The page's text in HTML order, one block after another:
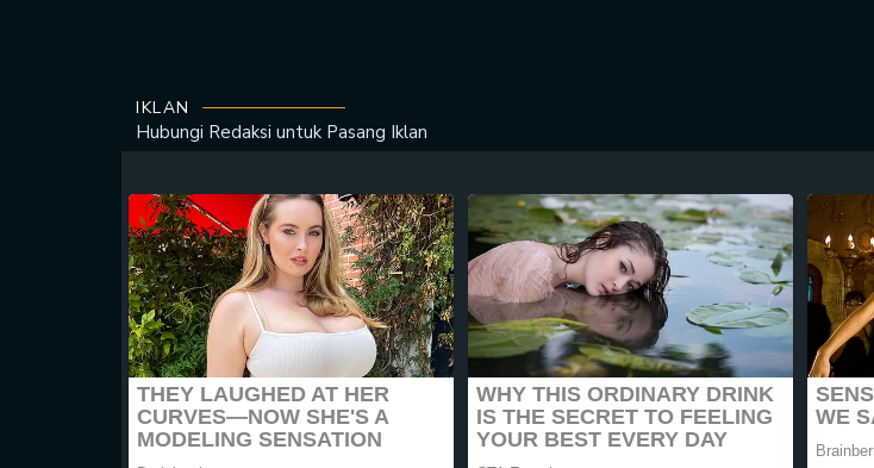
IKLAN
Hubungi Redaksi untuk Pasang Iklan